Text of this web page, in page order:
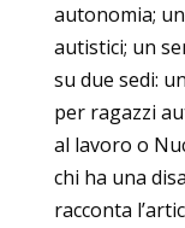
autonomia;
autistici; un
su due sedi:
per ragazzi
al lavoro o
chi ha una
racconta